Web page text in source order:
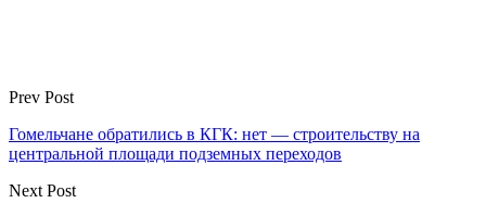
Prev Post
Гомельчане обратились в КГК: нет — строительству на
центральной площади подземных переходов
Next Post